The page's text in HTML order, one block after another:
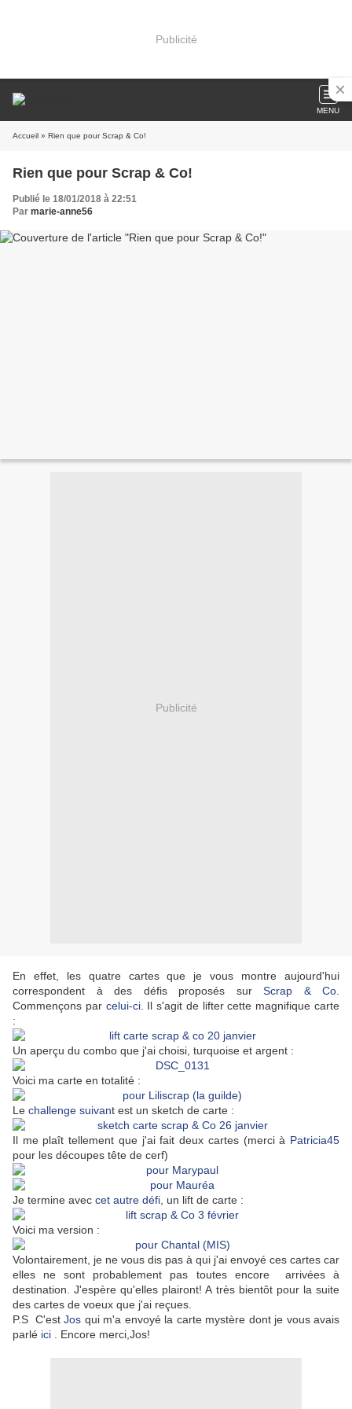
Publicité
MENU
Accueil » Rien que pour Scrap & Co!
Rien que pour Scrap & Co!
Publié le 18/01/2018 à 22:51
Par marie-anne56
Publicité
En effet, les quatre cartes que je vous montre aujourd'hui
correspondent à des défis proposés sur Scrap & Co
Commençons parcelui-ci. Il s'agit de lifter cette magnifique carte
:
Un aperçu du combo que j'ai choisi, turquoise et argent :
Voici ma carte en totalité :
Le challenge suivant est un sketch de carte :
Il me plaît tellement que j'ai fait deux cartes (merci à Patricia45
pour les découpes tête de cerf)
Je termine avec cet autre défi , un lift de carte :
Voici ma version :
Volontairement, je ne vous dis pas à qui j'ai envoyé ces cartes car
elles ne sont probablement pas toutes encore arrivées à
destination. J'espère qu'elles plairont! A très bientôt pour la suite
des cartes de voeux que j'ai reçues.
P.S C'estJos qui m'a envoyé la carte mystère dont je vous avais
parlé ici . Encore merci,Jos!